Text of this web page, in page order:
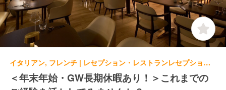
イタリアン, フレンチ | レセプション・レストランレセプション | STELLAR WORKS Restaurant & Bar
＜年末年始・GW長期休暇あり！＞これまでの